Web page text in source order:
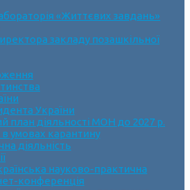
«Життєвих завдань»
закладу позашкільної
України
план діяльності МОН до 2027 р.
умовах карантину
діяльність
науково-практична
конференція